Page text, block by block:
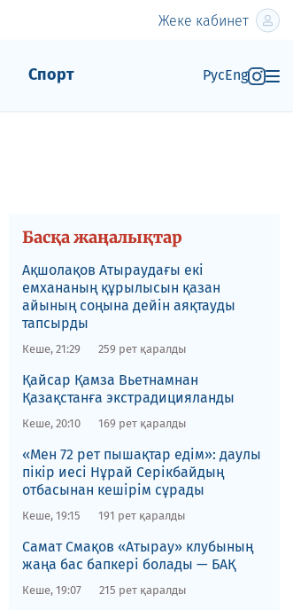
Жеке кабинет
Спорт РусEng
Басқа жаңалықтар
Ақшолақов Атыраудағы екі
емхананың құрылысын қазан
айының соңына дейін аяқтауды
тапсырды
Кеше, 21:29 259 рет қаралды
​Қайсар Қамза Вьетнамнан
Қазақстанға экстрадицияланды
Кеше, 20:10 169 рет қаралды
«Мен 72 рет пышақтар едім»: даулы
пікір иесі Нұрай Серікбайдың
отбасынан кешірім сұрады
Кеше, 19:15 191 рет қаралды
​Самат Смақов «Атырау» клубының
жаңа бас бапкері болады — БАҚ
Кеше, 19:07 215 рет қаралды